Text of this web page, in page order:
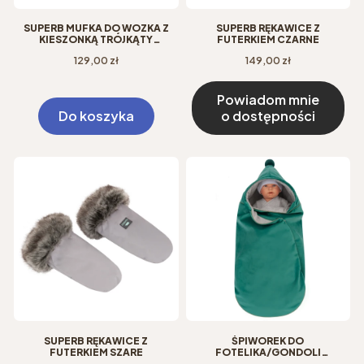
SUPERB MUFKA DO WÓZKA Z
KIESZONKĄ TRÓJKĄTY
Cena
129,00 zł
Do koszyka
SUPERB RĘKAWICE Z
FUTERKIEM CZARNE
Cena
149,00 zł
Powiadom mnie
o dostępności
SUPERB RĘKAWICE Z
FUTERKIEM SZARE
ŚPIWOREK DO
FOTELIKA/GONDOLI